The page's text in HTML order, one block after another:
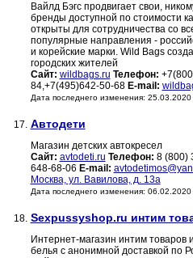
Вайлд Бэгс продвигает свои,
бренды доступной по стоимости
открыты для сотрудничества со
популярные направления -
и корейские марки. Wild Bags
городских жителей
Сайт: wildbags.ru Телефон:
84,+7(495)642-50-68 E-mail:
Дата последнего изменения: 25.03.2020
17. Автодети
Магазин детских автокресел
Сайт: avtodeti.ru Телефон: 8 (800)
648-68-06 E-mail:
Москва, ул. Вавилова, д. 13а
Дата последнего изменения: 06.02.2020
18. Sexpussyshop.ru интим
Интернет-магазин интим товаров
белья с анонимной доставкой по